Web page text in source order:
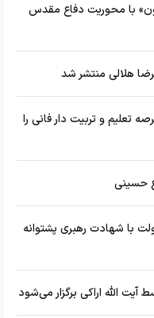
با محوریت دفاع مقدس
هلالی منتشر شد
تعلیم و تربیت دار فانی را
حسینی
با شهادت رهبری پشتوانه
الله اراکی برگزار می‌شود